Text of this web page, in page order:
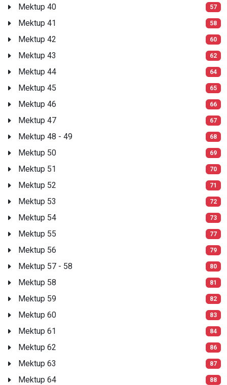
Mektup 40 57
Mektup 41 58
Mektup 42 60
Mektup 43 62
Mektup 44 64
Mektup 45 65
Mektup 46 66
Mektup 47 67
Mektup 48 - 49 68
Mektup 50 69
Mektup 51 70
Mektup 52 71
Mektup 53 72
Mektup 54 73
Mektup 55 77
Mektup 56 79
Mektup 57 - 58 80
Mektup 58 81
Mektup 59 82
Mektup 60 83
Mektup 61 84
Mektup 62 86
Mektup 63 87
Mektup 64 88